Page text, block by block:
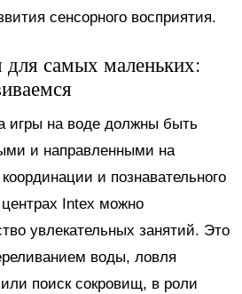
сенсорного восприятия.
для самых маленьких:
игры на воде должны быть
и направленными на
и познавательного
Intex можно
увлекательных занятий. Это
воды, ловля
поиск сокровищ, в роли